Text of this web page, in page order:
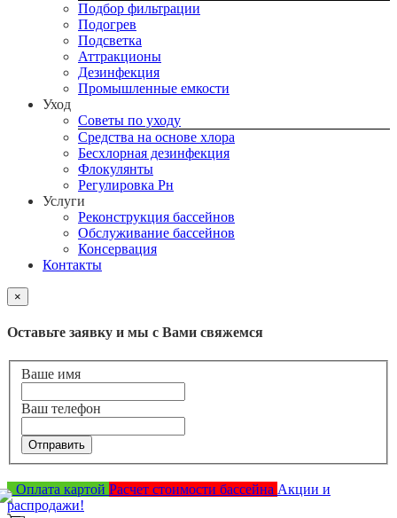
Подбор фильтрации
Подогрев
Подсветка
Аттракционы
Дезинфекция
Промышленные емкости
Уход
Советы по уходу
Средства на основе хлора
Бесхлорная дезинфекция
Флокулянты
Регулировка Рн
Услуги
Реконструкция бассейнов
Обслуживание бассейнов
Консервация
Контакты
×
Оставьте заявку и мы с Вами свяжемся
Ваше имя
Ваш телефон
Отправить
Оплата картой Расчет стоимости бассейна Акции и
распродажи!